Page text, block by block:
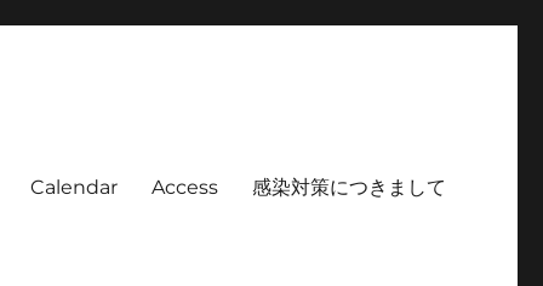
Calendar Access 感染対策につきまして